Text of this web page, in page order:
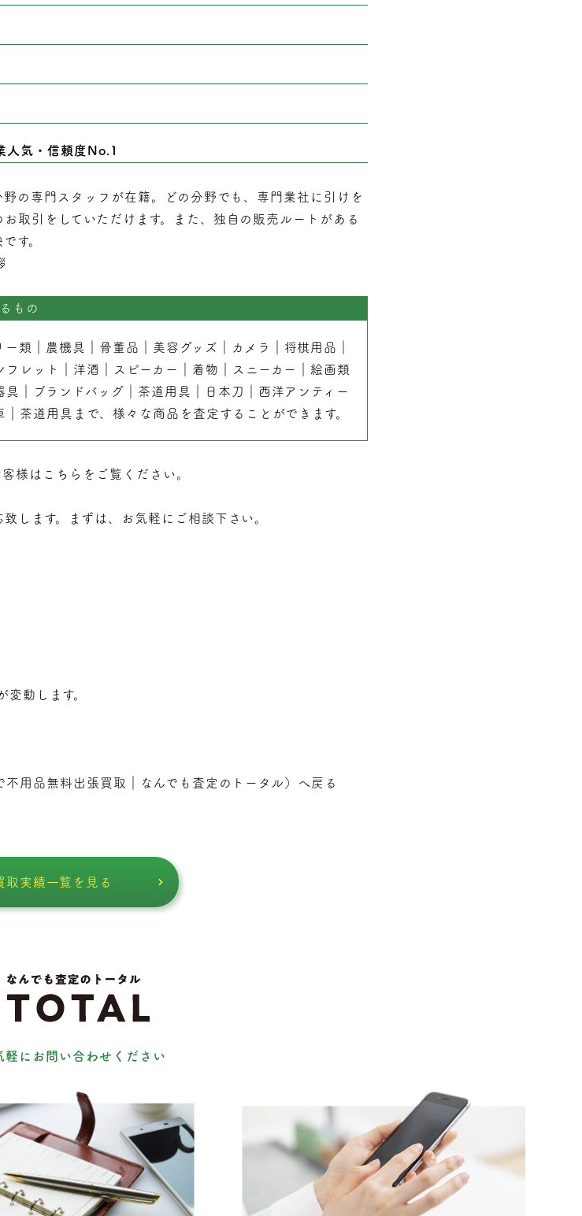
人気・信頼度No.1
の専門スタッフが在籍。どの分野でも、専門業社に引けを
取引をしていただけます。また、独自の販売ルートがある
す。
もの
ー類 農機具 骨董品 美容グッズ カメラ 将棋用品
フレット 洋酒 スピーカー 着物 スニーカー
絵画類
具 ブランドバッグ ｜茶道用具｜ 日本刀
西洋アンティー
茶道用具 まで、様々な商品を査定することができます。
様はこちらをご覧ください。
致します。まずは、お気軽にご相談下さい。
動します。
不用品無料出張買取｜なんでも査定のトータル）へ戻る
取実績一覧を見る
軽にお問い合わせください